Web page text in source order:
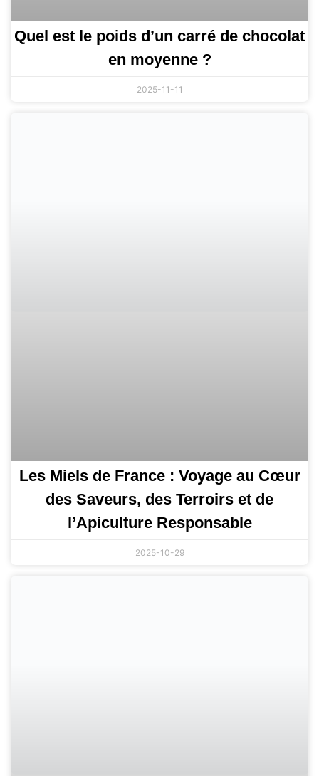
Quel est le poids d’un carré de chocolat
en moyenne ?
2025-11-11
Les Miels de France : Voyage au Cœur
des Saveurs, des Terroirs et de
l’Apiculture Responsable
2025-10-29